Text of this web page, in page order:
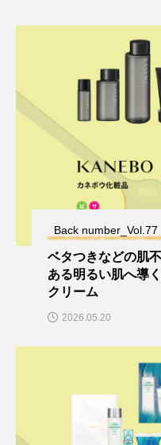
Back number_Vol.77
ベタつきなどの肌
ある明るい肌へ導
クリーム
2026.05.20